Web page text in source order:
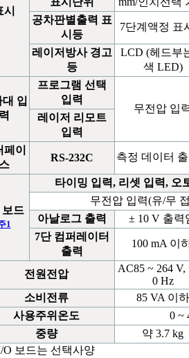
시
공차판별출력 표
시등
7단계액정 표
레이저방사 경고
등
LCD (헤드부
색 LED)
입
력
프로그램 선택
입력
무전압 입
레이저 리모트
입력
페이
스
RS-232C 측정 데이터
드
1
타이밍 입력, 리셋 입력, 오
무전압 입력(유/무
아날로그 출력
± 10 V 출력
7단 컴퍼레이터
출력
100 mA 이
전원전압
AC85 ~ 264 V,
0 Hz
소비전류
85 VA 이하
사용주위온도
0 ~
중량
약 3.7 kg
O 보드는 선택사양